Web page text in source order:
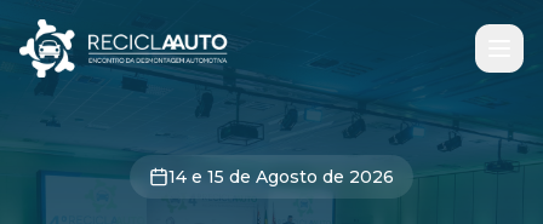
14 e 15 de Agosto de 2026